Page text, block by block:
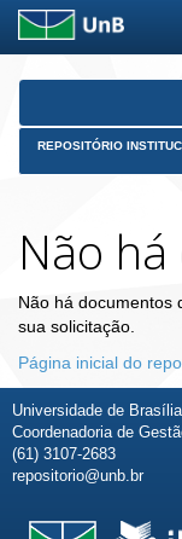
Skip
REPOSITÓRIO
Não
Não há documentos
sua solicitação.
Página inicial do
Universidade de
Coordenadoria de
(61) 3107-2683
repositorio@unb.br